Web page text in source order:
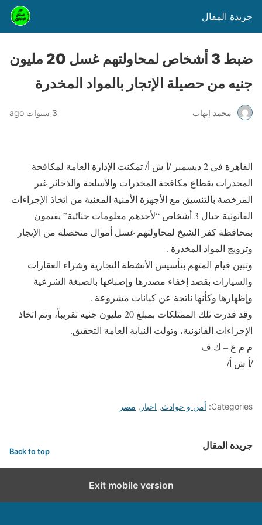
جريدة المقال
ضبط 3 أشخاص لمحاولتهم غسل 20 مليون
جنيه من حصيلة الإتجار بالمواد المخدرة
محمد إيهاب 3 سنوات ago
القاهرة في 2 ديسمبر /أ ش أ/ تمكنت الإدارة العامة لمكافحة
المخدرات بقطاع مكافحة المخدرات والأسلحة والذخائر غير
المرخصة بالتنسيق مع الأجهزة الأمنية المعنية من اتخاذ الإجراءات
القانونية حيال 3 أشخاص “لأحدهم معلومات جنائية” يقيمون
بمحافظة كفر الشيخ لمحاولتهم غسل أموال متحصلة من الإتجار
وترويج المواد المخدرة .
وتبين قيام المتهم بتأسيس الأنشطة التجارية وشراء العقارات
والسيارات بقصد إخفاء مصدرها وإصباغها بالصبغة الشرعية
وإظهارها وكأنها ناتجة عن كيانات مشروعة .
وقد قدرت تلك الممتلكات بمبلغ 20 مليون جنيه تقريباً، وتم اتخاذ
الإجراءات القانونية، وتولت النيابة العامة التحقيق.
م م ع – ك ف
/أ ش أ/
Categories: أمن و حوادث, اخبار , مصر
جريدة المقال Back to top
Exit mobile version